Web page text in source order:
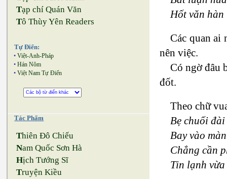
Tạp chí Quán Văn
Tô Thùy Yên Readers
Tự Điển:
• Việt-Anh-Pháp
• Hán Nôm
• Việt Nam Tự Điển
Tác Phẩm
Thiên Đô Chiếu
Nam Quốc Sơn Hà
Hịch Tướng Sĩ
Truyện Kiều
Hốt văn
Các quan ai
nên việc.
Có ngờ đâu
đốt.
Theo chữ
Bẹ chuối
Bay vào
Chẳng cần
Tin lạnh